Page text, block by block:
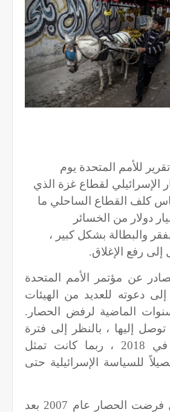
للأمم المتحدة يوم
الإسرائيلي لقطاع غزة الذي
كلف القطاع الساحلي ما
إلى 16.7 مليار دولار من الخسائر
والبطالة بشكل كبير ،
رفع الإغلاق.
عن مؤتمر الأمم المتحدة
إلى دعوته للعديد من الهيئات
الماضية لرفض الحصار.
توصل إليها ، بالنظر إلى فترة
11 عامًا تنتهي في 2018 ، ربما كانت تمثل
للسياسة الإسرائيلية حتى
يذكر أن إسرائيل فرضت الحصار عام 2007 بعد